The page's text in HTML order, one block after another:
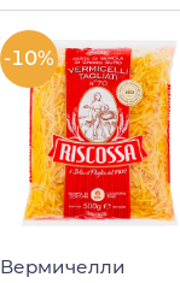
-10%
Вермичелли